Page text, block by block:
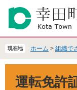
の
頭
ー
飛
現在地 ホーム > 組織で
運転免許